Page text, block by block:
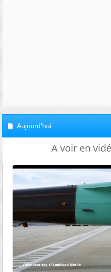
Aujourd'hui
A voir en